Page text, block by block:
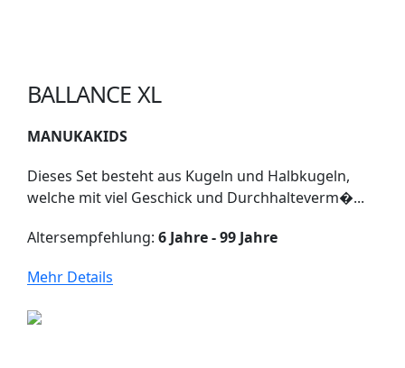
BALLANCE XL
MANUKAKIDS
Dieses Set besteht aus Kugeln und Halbkugeln,
welche mit viel Geschick und Durchhalteverm�...
Altersempfehlung: 6 Jahre - 99 Jahre
Mehr Details